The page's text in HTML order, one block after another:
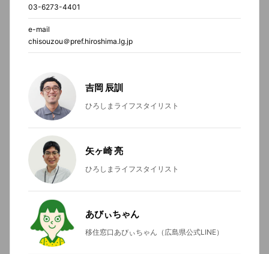
03-6273-4401
e-mail
chisouzou＠pref.hiroshima.lg.jp
吉岡 辰訓
ひろしまライフスタイリスト
矢ヶ崎 亮
ひろしまライフスタイリスト
あびぃちゃん
移住窓口あびぃちゃん（広島県公式LINE）